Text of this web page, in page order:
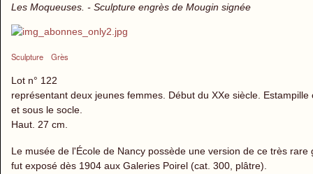
Les Moqueuses. - Sculpture engrès de Mougin signée
Sculpture Grès
Lot n° 122
représentant deux jeunes femmes. Début du XXe siècle.
et sous le socle.
Haut. 27 cm.
Le musée de l'École de Nancy possède une version de ce très
fut exposé dès 1904 aux Galeries Poirel (cat. 300, plâtre).